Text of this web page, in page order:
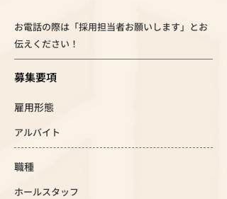
お電話の際は「採用担当者お願いします」とお
伝えください！
募集要項
雇用形態
アルバイト
職種
ホールスタッフ